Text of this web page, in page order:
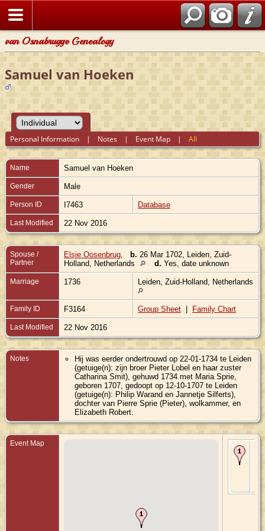
van Osnabrugge Genealogy
Samuel van Hoeken
Personal Information | Notes | Event Map |All
Name Samuel van Hoeken
Gender Male
Person ID I7463 Database
Last Modified 22 Nov 2016
Spouse /
Partner
Elsje Oosenbrug b. 26 Mar 1702, Leiden, Zuid-
Holland, Netherlands
d. Yes, date unknown
Marriage 1736 Leiden, Zuid-Holland, Netherlands
Family ID F3164 Group Sheet | Family Chart
Last Modified 22 Nov 2016
Notes
Hij was eerder ondertrouwd op 22-01-1734 te Leiden
(getuige(n): zijn broer Pieter Lobel en haar zuster
Catharina Smit), gehuwd 1734 met Maria Sprie,
geboren 1707, gedoopt op 12-10-1707 te Leiden
(getuige(n): Philip Warand en Jannetje Silferts),
dochter van Pierre Sprie (Pieter), wolkammer, en
Elizabeth Robert.
Event Map